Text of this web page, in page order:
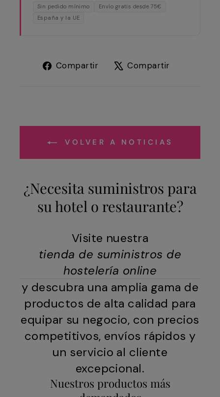
Sin pedido mínimo
Envío gratis desde 75€
España y la UE
Compartir
Compartir
Compartir
VOLVER A NOTICIAS
¿Necesita suministros para
su hotel o restaurante?
Visite nuestra
tienda de suministros de
hostelería online
y descubra una amplia gama de
productos de alta calidad para
equipar su negocio, con precios
competitivos, envíos rápidos y
un servicio al cliente
excepcional.
Nuestros productos más